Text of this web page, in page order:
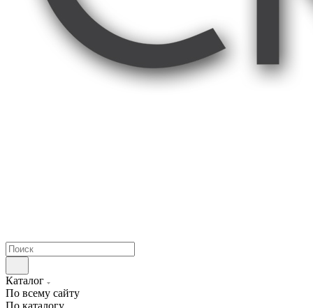
Каталог
По всему сайту
По каталогу